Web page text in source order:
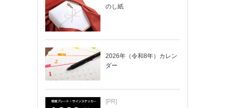
のし紙
2026年（令和8年）カレン
ダー
[PR]